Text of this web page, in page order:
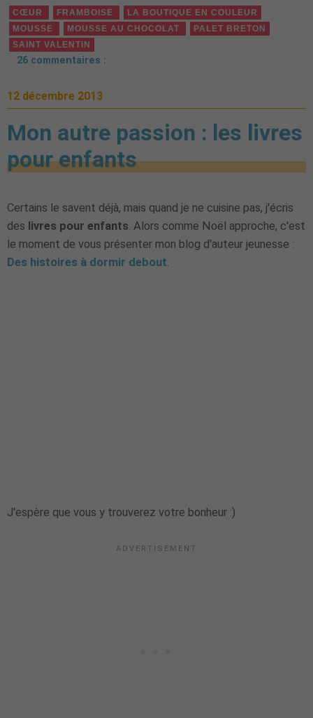
CŒUR FRAMBOISE
LA BOUTIQUE EN COULEUR
MOUSSE
MOUSSE AU CHOCOLAT
PALET BRETON
SAINT VALENTIN
26 commentaires :
12 décembre 2013
Mon autre passion : les livres
pour enfants
Certains le savent déjà, mais quand je ne cuisine pas, j'écris
des livres pour enfants. Alors comme Noël approche, c'est
le moment de vous présenter mon blog d'auteur jeunesse :
Des histoires à dormir debout.
J'espère que vous y trouverez votre bonheur :)